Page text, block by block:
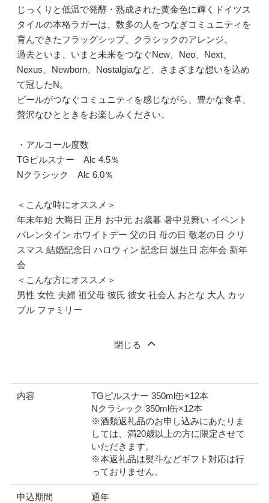
じっくりと低温で発酵・熟成された黄金色に輝くドイツス
タイルの本格ラガーは、数多の人をつなぎコミュニティを
育んできたフラッグシップ、クラシックのアレンジ。
過去といま、いまと未来をつなぐNew、Neo、Next、
Nexus、Newborn、Nostalgiaなど、さまざまな想いを込め
て冠したN。
ビールがつなぐコミュニティを感じながら、豊かな食卓、
贅沢なひとときをお楽しみください。
・アルコール度数
TGピルスナー Alc 4.5％
Nクラシック Alc 6.0％
＜こんな時にオススメ＞
年末年始 大晦日 正月 お中元 お歳暮 暑中見舞い イベント
バレンタイン ホワイトデー 父の日 母の日 敬老の日 クリ
スマス 結婚記念日 ハロウィン 記念日 誕生日 忘年会 新年
会
＜こんな方にオススメ＞
男性 女性 夫婦 祖父母 彼氏 彼女 社会人 おとな 大人 カッ
プル ファミリー
閉じる
内容
TGピルスナー 350ml缶×12本
Nクラシック 350ml缶×12本
※酒類返礼品のお申し込みにあたりま
しては、満20歳以上の方に限定させて
いただきます。
※本返礼品は熨斗などギフト対応は行
っておりません。
申込期間 通年